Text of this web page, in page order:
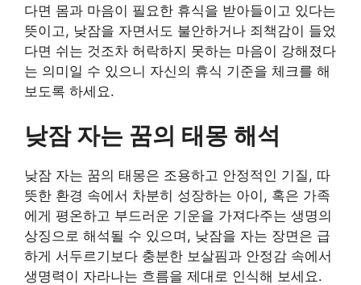
다면 몸과 마음이 필요한 휴식을 받아들이고 있다는
뜻이고, 낮잠을 자면서도 불안하거나 죄책감이 들었
다면 쉬는 것조차 허락하지 못하는 마음이 강해졌다
는 의미일 수 있으니 자신의 휴식 기준을 체크를 해
보도록 하세요.
낮잠 자는 꿈의 태몽 해석
낮잠 자는 꿈의 태몽은 조용하고 안정적인 기질, 따
뜻한 환경 속에서 차분히 성장하는 아이, 혹은 가족
에게 평온하고 부드러운 기운을 가져다주는 생명의
상징으로 해석될 수 있으며, 낮잠을 자는 장면은 급
하게 서두르기보다 충분한 보살핌과 안정감 속에서
생명력이 자라나는 흐름을 제대로 인식해 보세요.